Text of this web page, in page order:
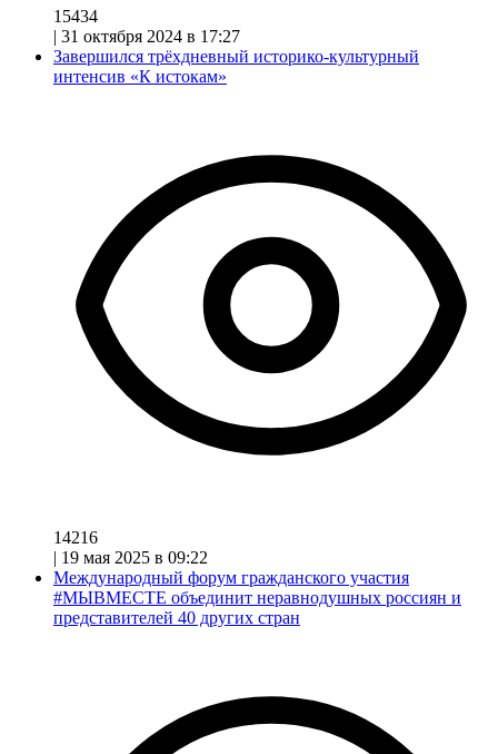
15434
| 31 октября 2024 в 17:27
Завершился трёхдневный историко-культурный
интенсив «К истокам»
14216
| 19 мая 2025 в 09:22
Международный форум гражданского участия
#МЫВМЕСТЕ объединит неравнодушных россиян и
представителей 40 других стран